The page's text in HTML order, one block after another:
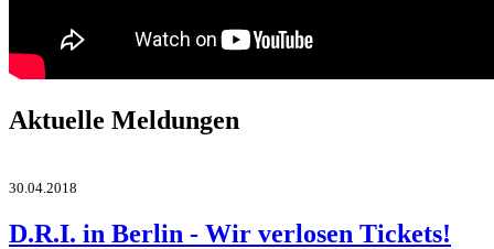
Aktuelle Meldungen
30.04.2018
D.R.I. in Berlin - Wir verlosen Tickets!